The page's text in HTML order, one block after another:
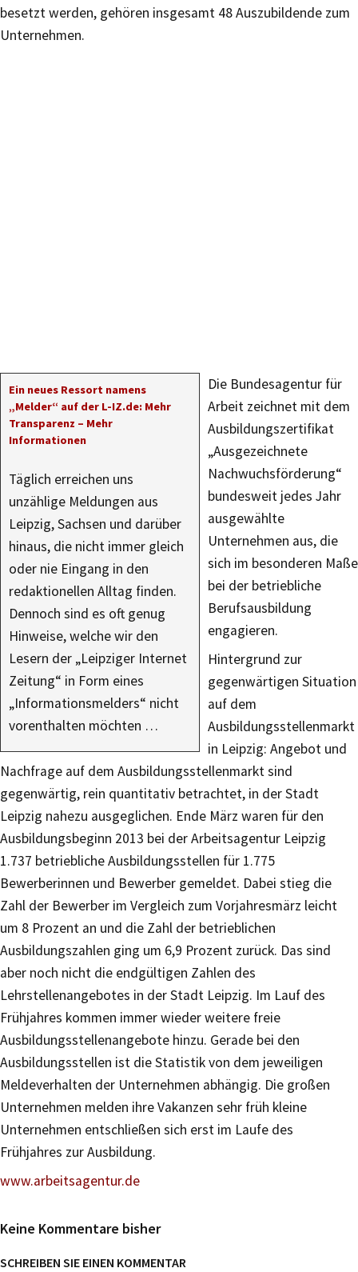
besetzt werden, gehören insgesamt 48 Auszubildende zum
Unternehmen.
Ein neues Ressort namens
„Melder“ auf der L-IZ.de: Mehr
Transparenz – Mehr
Informationen
Täglich erreichen uns
unzählige Meldungen aus
Leipzig, Sachsen und darüber
hinaus, die nicht immer gleich
oder nie Eingang in den
redaktionellen Alltag finden.
Dennoch sind es oft genug
Hinweise, welche wir den
Lesern der „Leipziger Internet
Zeitung“ in Form eines
„Informationsmelders“ nicht
vorenthalten möchten …
Die Bundesagentur für
Arbeit zeichnet mit dem
Ausbildungszertifikat
„Ausgezeichnete
Nachwuchsförderung“
bundesweit jedes Jahr
ausgewählte
Unternehmen aus, die
sich im besonderen Maße
bei der betriebliche
Berufsausbildung
engagieren.
Hintergrund zur
gegenwärtigen Situation
auf dem
Ausbildungsstellenmarkt
in Leipzig: Angebot und
Nachfrage auf dem Ausbildungsstellenmarkt sind
gegenwärtig, rein quantitativ betrachtet, in der Stadt
Leipzig nahezu ausgeglichen. Ende März waren für den
Ausbildungsbeginn 2013 bei der Arbeitsagentur Leipzig
1.737 betriebliche Ausbildungsstellen für 1.775
Bewerberinnen und Bewerber gemeldet. Dabei stieg die
Zahl der Bewerber im Vergleich zum Vorjahresmärz leicht
um 8 Prozent an und die Zahl der betrieblichen
Ausbildungszahlen ging um 6,9 Prozent zurück. Das sind
aber noch nicht die endgültigen Zahlen des
Lehrstellenangebotes in der Stadt Leipzig. Im Lauf des
Frühjahres kommen immer wieder weitere freie
Ausbildungsstellenangebote hinzu. Gerade bei den
Ausbildungsstellen ist die Statistik von dem jeweiligen
Meldeverhalten der Unternehmen abhängig. Die großen
Unternehmen melden ihre Vakanzen sehr früh kleine
Unternehmen entschließen sich erst im Laufe des
Frühjahres zur Ausbildung.
www.arbeitsagentur.de
Keine Kommentare bisher
SCHREIBEN SIE EINEN KOMMENTAR